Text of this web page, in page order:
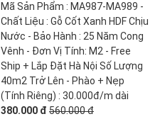
Mã Sản Phẩm : MA987-MA989 -
Chất Liệu : Gỗ Cốt Xanh HDF Chịu
Nước - Bảo Hành : 25 Năm Cong
Vênh - Đơn Vị Tính: M2 - Free
Ship + Lắp Đặt Hà Nội Số Lượng
40m2 Trở Lên - Phào + Nẹp
(Tính Riêng) : 30.000đ/m dài
380.000 đ 560.000 đ